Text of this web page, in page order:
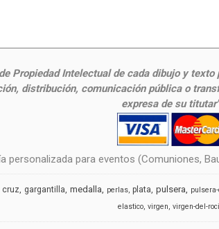
Propiedad Intelectual de cada dibujo y
distribución, comunicación pública o
expresa de su titutar"
personalizada para eventos (Comuniones,
cruz gargantilla medalla perlas plata pulsera
elastico virgen virgen-del-